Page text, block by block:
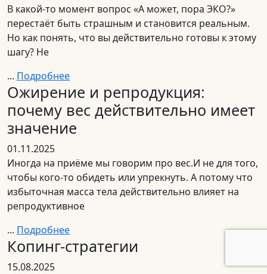
В какой-то момент вопрос «А может, пора ЭКО?»
перестаёт быть страшным и становится реальным.
Но как понять, что вы действительно готовы к этому
шагу? Не
... Подробнее
Ожирение и репродукция:
почему вес действительно имеет
значение
01.11.2025
Иногда на приёме мы говорим про вес.И не для того,
чтобы кого-то обидеть или упрекнуть. А потому что
избыточная масса тела действительно влияет на
репродуктивное
... Подробнее
Копинг-стратегии
15.08.2025